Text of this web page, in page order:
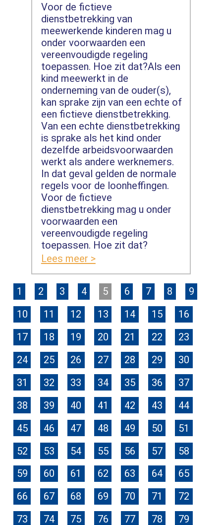
Voor de fictieve
dienstbetrekking van
meewerkende kinderen mag u
onder voorwaarden een
vereenvoudigde regeling
toepassen. Hoe zit dat?Als een
kind meewerkt in de
onderneming van de ouder(s),
kan sprake zijn van een echte of
een fictieve dienstbetrekking.
Van een echte dienstbetrekking
is sprake als het kind onder
dezelfde arbeidsvoorwaarden
werkt als andere werknemers.
In dat geval gelden de normale
regels voor de loonheffingen.
Voor de fictieve
dienstbetrekking mag u onder
voorwaarden een
vereenvoudigde regeling
toepassen. Hoe zit dat?
Lees meer >
1 2 3 4 5 6 7 8
9
10
11 12 13 14 15
16
17
18 19 20 21 22
23
24
25 26 27 28 29
30
31
32 33 34 35 36
37
38
39 40 41 42 43
44
45
46 47 48 49 50
51
52
53 54 55 56 57
58
59
60 61 62 63 64
65
66
67 68 69 70 71
72
73
74 75 76 77 78
79